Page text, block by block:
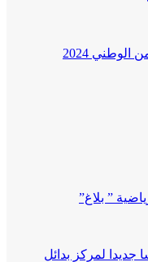
2024
” بلاغ”
جديدا لمركز بدائل